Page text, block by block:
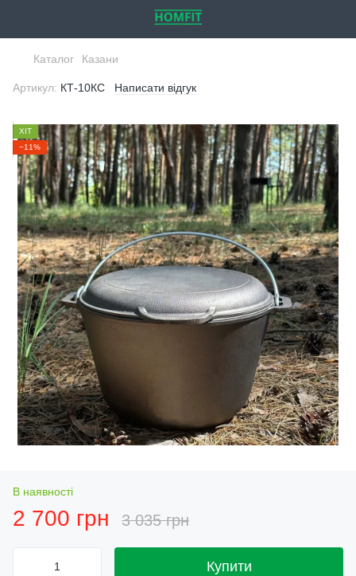
Каталог Казани
Артикул: КТ-10КС Написати відгук
ХІТ
−11%
В наявності
2 700 грн 3 035 грн
Купити